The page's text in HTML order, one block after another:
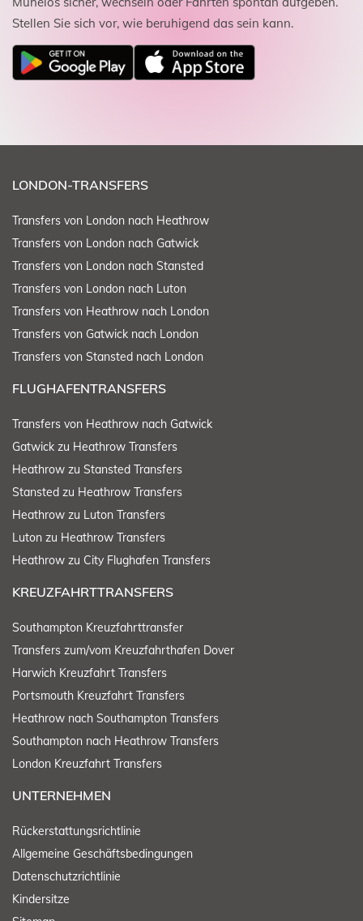
Stellen Sie sich vor, wie beruhigend das sein kann.
LONDON-TRANSFERS
Transfers von London nach Heathrow
Transfers von London nach Gatwick
Transfers von London nach Stansted
Transfers von London nach Luton
Transfers von Heathrow nach London
Transfers von Gatwick nach London
Transfers von Stansted nach London
FLUGHAFENTRANSFERS
Transfers von Heathrow nach Gatwick
Gatwick zu Heathrow Transfers
Heathrow zu Stansted Transfers
Stansted zu Heathrow Transfers
Heathrow zu Luton Transfers
Luton zu Heathrow Transfers
Heathrow zu City Flughafen Transfers
KREUZFAHRTTRANSFERS
Southampton Kreuzfahrttransfer
Transfers zum/vom Kreuzfahrthafen Dover
Harwich Kreuzfahrt Transfers
Portsmouth Kreuzfahrt Transfers
Heathrow nach Southampton Transfers
Southampton nach Heathrow Transfers
London Kreuzfahrt Transfers
UNTERNEHMEN
Rückerstattungsrichtlinie
Allgemeine Geschäftsbedingungen
Datenschutzrichtlinie
Kindersitze